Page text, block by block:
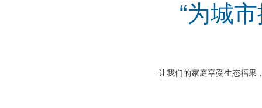
“为城
让我们的家庭享受生态福果